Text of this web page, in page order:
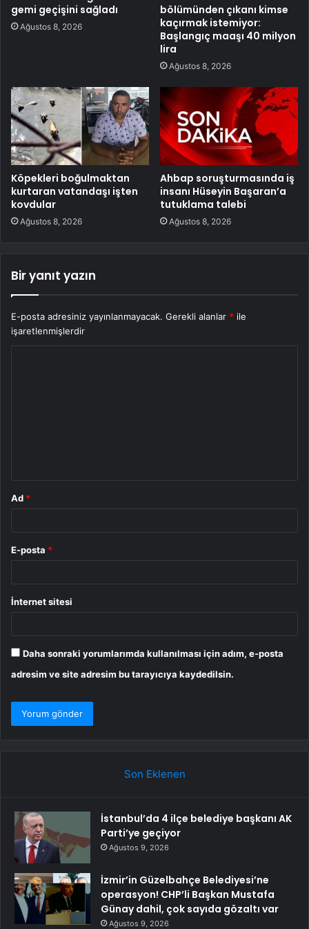
gemi geçişini sağladı
Ağustos 8, 2026
bölümünden çıkanı kimse
kaçırmak istemiyor:
Başlangıç maaşı 40 milyon
lira
Ağustos 8, 2026
Köpekleri boğulmaktan
kurtaran vatandaşı işten
kovdular
Ağustos 8, 2026
Ahbap soruşturmasında iş
insanı Hüseyin Başaran’a
tutuklama talebi
Ağustos 8, 2026
Bir yanıt yazın
E-posta adresiniz yayınlanmayacak. Gerekli alanlar * ile
işaretlenmişlerdir
Ad *
E-posta *
İnternet sitesi
Daha sonraki yorumlarımda kullanılması için adım, e-posta
adresim ve site adresim bu tarayıcıya kaydedilsin.
Son Eklenen
İstanbul’da 4 ilçe belediye başkanı AK
Parti’ye geçiyor
Ağustos 9, 2026
İzmir’in Güzelbahçe Belediyesi’ne
operasyon! CHP’li Başkan Mustafa
Günay dahil, çok sayıda gözaltı var
Ağustos 9, 2026